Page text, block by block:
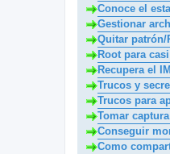
Conoce el
Gestionar
Quitar patrón/
Root para
Recupera el
Trucos y
Trucos para
Tomar
Conseguir
Como